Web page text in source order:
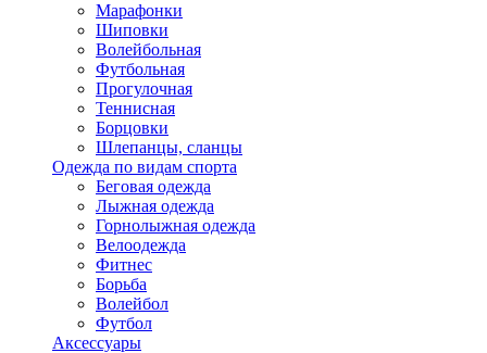
Марафонки
Шиповки
Волейбольная
Футбольная
Прогулочная
Теннисная
Борцовки
Шлепанцы, сланцы
Одежда по видам спорта
Беговая одежда
Лыжная одежда
Горнолыжная одежда
Велоодежда
Фитнес
Борьба
Волейбол
Футбол
Аксессуары